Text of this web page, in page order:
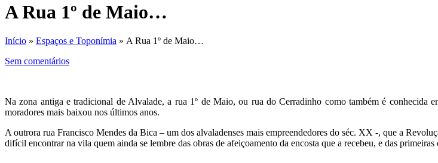
A Rua 1º de Maio…
Início » Espaços e Toponímia » A Rua 1º de Maio…
Sem comentários
Na zona antiga e tradicional de Alvalade, a rua 1º de Maio, ou rua do Cerradinho como também é conhecida
moradores mais baixou nos últimos anos.
A outrora rua Francisco Mendes da Bica – um dos alvaladenses mais empreendedores do séc. XX -, que a
difícil encontrar na vila quem ainda se lembre das obras de afeiçoamento da encosta que a recebeu, e das